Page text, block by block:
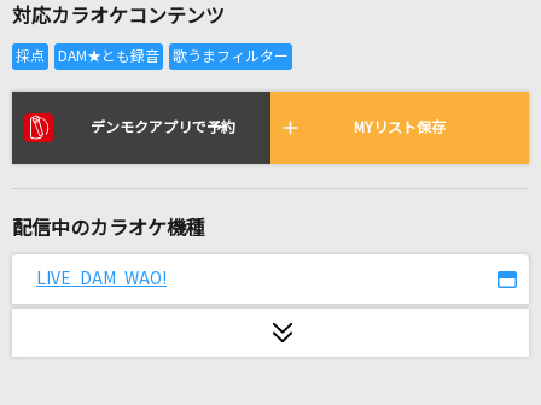
全国りれき
リアルタイムで歌われている曲の一覧
you
[生音]炎
対応カラオケコンテンツ
デンモクアプリで予約 MYリスト保存
配信中のカラオケ機種
LIVE DAM WAO!